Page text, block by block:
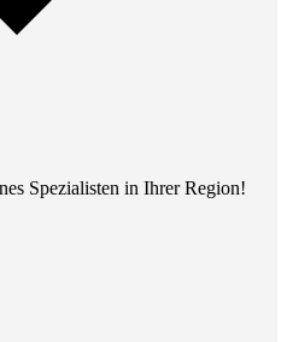
Spezialisten in Ihrer Region!